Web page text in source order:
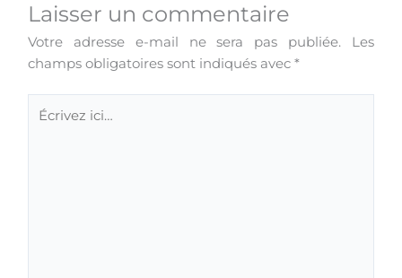
Laisser un commentaire
Votre adresse e-mail ne sera pas publiée.
Les
champs obligatoires sont indiqués avec*
ici…